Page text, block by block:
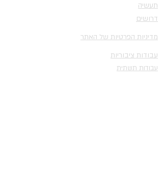
תעשיה
דרושים
מדיניות הפרטיות של האתר
עבודות ציבוריות
עבודות תשתית